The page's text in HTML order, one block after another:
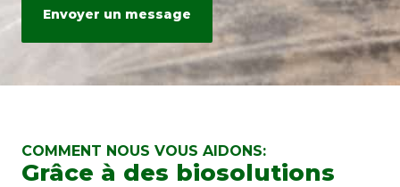
COMMENT NOUS VOUS AIDONS:
Grâce à des biosolutions